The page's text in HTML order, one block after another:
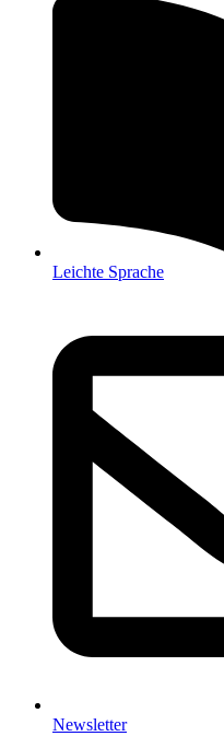
Leichte Sprache
Newsletter